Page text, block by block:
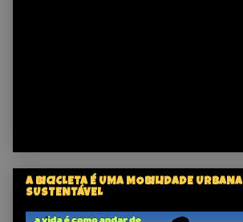
A BICICLETA É UMA MOBILIDADE URBANA
SUSTENTÁVEL